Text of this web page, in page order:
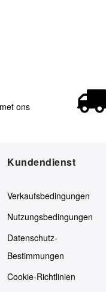
Kundendienst
Verkaufsbedingungen
Nutzungsbedingungen
Datenschutz-
Bestimmungen
Cookie-Richtlinien